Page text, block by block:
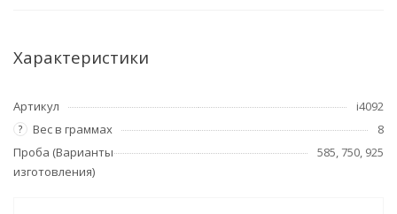
Характеристики
Артикул i4092
? Вес в граммах
8
Проба (Варианты
изготовления)
585, 750, 925